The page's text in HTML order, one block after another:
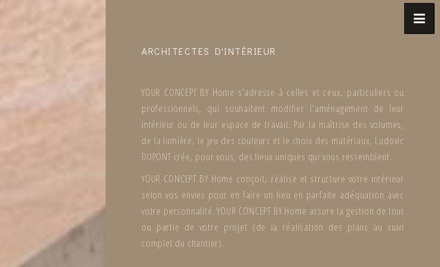
ARCHITECTES D'INTÉRIEUR
YOUR CONCEPT BY Home s'adresse à celles et ceux, particuliers ou
professionnels, qui souhaitent modifier l'aménagement de leur
intérieur ou de leur espace de travail. Par la maîtrise des volumes,
de la lumière, le jeu des couleurs et le choix des matériaux, Ludovic
DUPONT crée, pour vous, des lieux uniques qui vous ressemblent.
YOUR CONCEPT BY Home conçoit, réalise et structure votre intérieur
selon vos envies pour en faire un lieu en parfaite adéquation avec
votre personnalité. YOUR CONCEPT BY Home assure la gestion de tout
ou partie de votre projet (de la réalisation des plans au suivi
complet du chantier).